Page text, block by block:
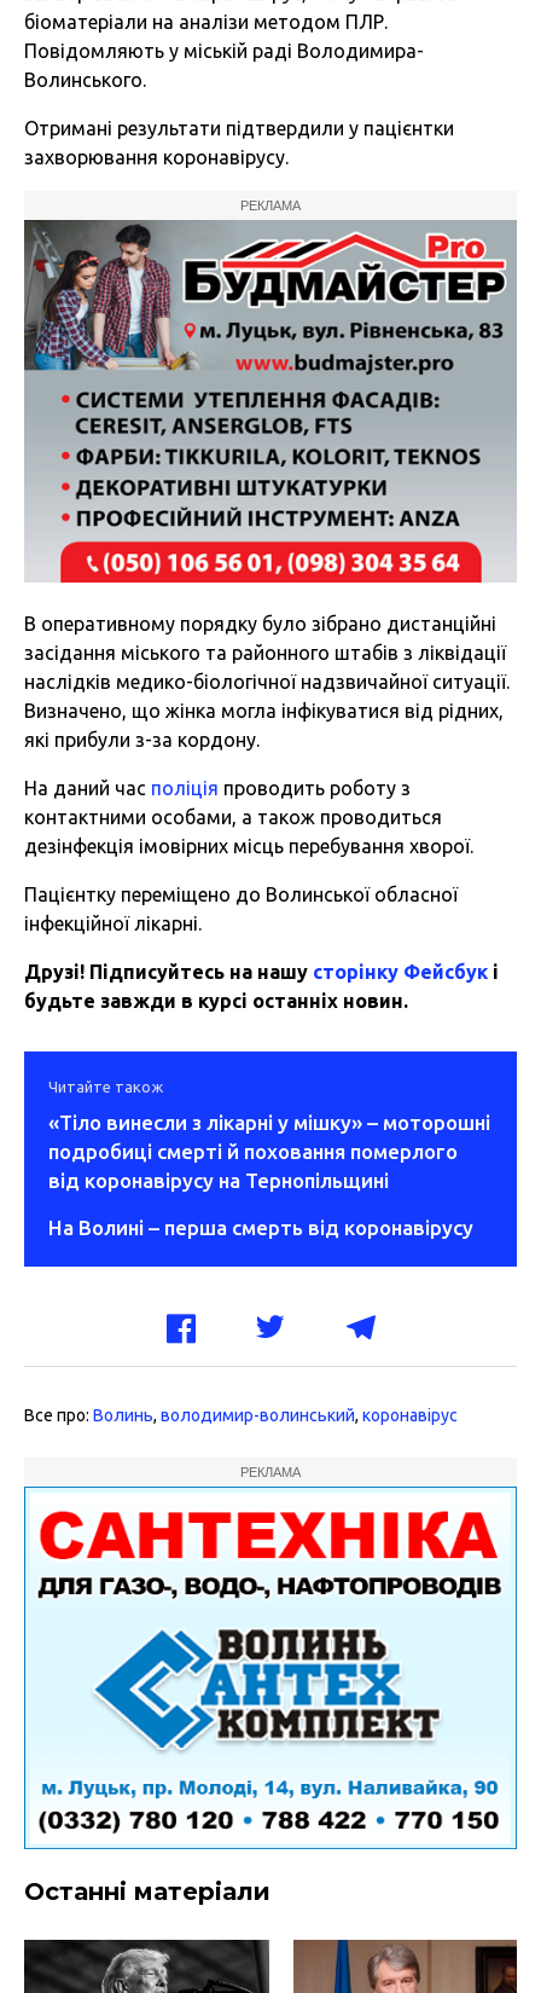
біоматеріали на аналізи методом ПЛР.
Повідомляють у міській раді Володимира-
Волинського.
Отримані результати підтвердили у пацієнтки
захворювання коронавірусу.
РЕКЛАМА
В оперативному порядку було зібрано дистанційні
засідання міського та районного штабів з ліквідації
наслідків медико-біологічної надзвичайної ситуації.
Визначено, що жінка могла інфікуватися від рідних,
які прибули з-за кордону.
На даний час поліція проводить роботу з
контактними особами, а також проводиться
дезінфекція імовірних місць перебування хворої.
Пацієнтку переміщено до Волинської обласної
інфекційної лікарні.
Друзі! Підписуйтесь на нашу сторінку Фейсбук і
будьте завжди в курсі останніх новин.
Читайте також
«Тіло винесли з лікарні у мішку» – моторошні
подробиці смерті й поховання померлого
від коронавірусу на Тернопільщині
На Волині – перша смерть від коронавірусу
Все про: Волинь, володимир-волинський, коронавірус
РЕКЛАМА
Останні матеріали